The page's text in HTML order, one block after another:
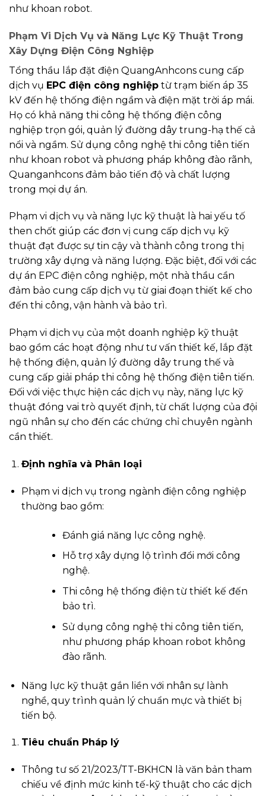
như khoan robot.
Phạm Vi Dịch Vụ và Năng Lực Kỹ Thuật Trong
Xây Dựng Điện Công Nghiệp
Tổng thầu lắp đặt điện QuangAnhcons cung cấp
dịch vụ EPC điện công nghiệp từ trạm biến áp 35
kV đến hệ thống điện ngầm và điện mặt trời áp mái.
Họ có khả năng thi công hệ thống điện công
nghiệp trọn gói, quản lý đường dây trung-hạ thế cả
nổi và ngầm. Sử dụng công nghệ thi công tiên tiến
như khoan robot và phương pháp không đào rãnh,
Quanganhcons đảm bảo tiến độ và chất lượng
trong mọi dự án.
Phạm vi dịch vụ và năng lực kỹ thuật là hai yếu tố
then chốt giúp các đơn vị cung cấp dịch vụ kỹ
thuật đạt được sự tin cậy và thành công trong thị
trường xây dựng và năng lượng. Đặc biệt, đối với các
dự án EPC điện công nghiệp, một nhà thầu cần
đảm bảo cung cấp dịch vụ từ giai đoạn thiết kế cho
đến thi công, vận hành và bảo trì.
Phạm vi dịch vụ của một doanh nghiệp kỹ thuật
bao gồm các hoạt động như tư vấn thiết kế, lắp đặt
hệ thống điện, quản lý đường dây trung thế và
cung cấp giải pháp thi công hệ thống điện tiên tiến.
Đối với việc thực hiện các dịch vụ này, năng lực kỹ
thuật đóng vai trò quyết định, từ chất lượng của đội
ngũ nhân sự cho đến các chứng chỉ chuyên ngành
cần thiết.
Định nghĩa và Phân loại
Phạm vi dịch vụ trong ngành điện công nghiệp
thường bao gồm:
Đánh giá năng lực công nghệ.
Hỗ trợ xây dựng lộ trình đổi mới công
nghệ.
Thi công hệ thống điện từ thiết kế đến
bảo trì.
Sử dụng công nghệ thi công tiên tiến,
như phương pháp khoan robot không
đào rãnh.
Năng lực kỹ thuật gắn liền với nhân sự lành
nghề, quy trình quản lý chuẩn mực và thiết bị
tiến bộ.
Tiêu chuẩn Pháp lý
Thông tư số 21/2023/TT-BKHCN là văn bản tham
chiếu về định mức kinh tế-kỹ thuật cho các dịch